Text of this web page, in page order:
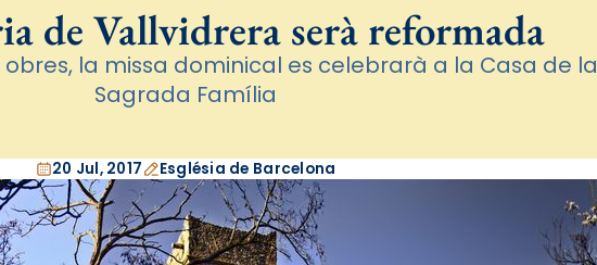
de Vallvidrera serà reformada
obres, la missa dominical es celebrarà a la Casa de la
Sagrada Família
20 Jul, 2017 Església de Barcelona